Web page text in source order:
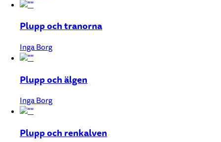
Plupp och tranorna
Inga Borg
Plupp och älgen
Inga Borg
Plupp och renkalven